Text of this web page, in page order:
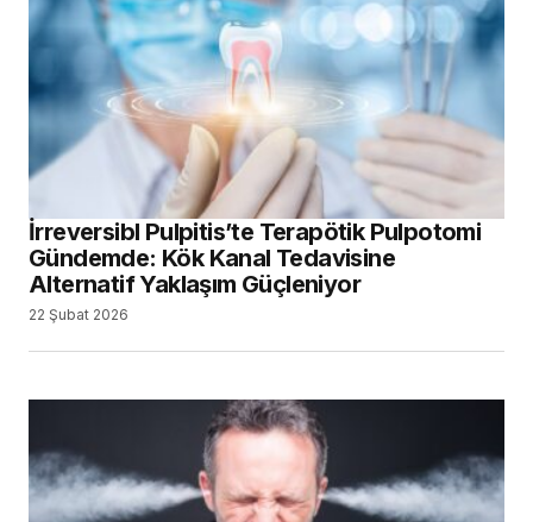
İrreversibl Pulpitis’te Terapötik Pulpotomi
Gündemde: Kök Kanal Tedavisine
Alternatif Yaklaşım Güçleniyor
22 Şubat 2026